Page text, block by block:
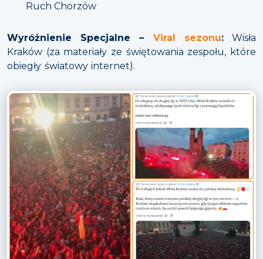
Ruch Chorzów
Wyróżnienie Specjalne – Viral sezonu:Wisła
Kraków (za materiały ze świętowania zespołu, które
obiegły światowy internet).